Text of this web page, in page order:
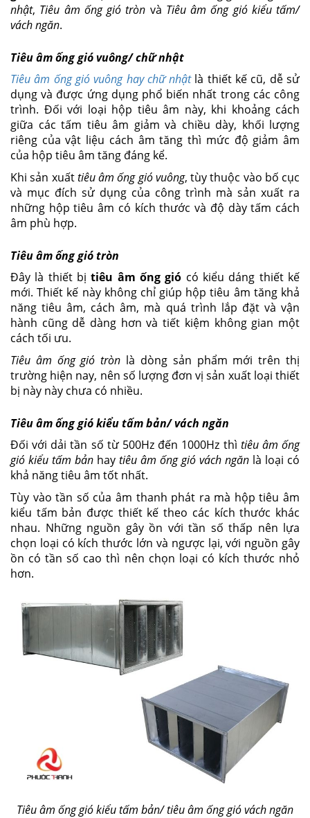
nhật, Tiêu âm ống gió tròn và Tiêu âm ống gió kiểu tấm/
vách ngăn.
Tiêu âm ống gió vuông/ chữ nhật
Tiêu âm ống gió vuông hay chữ nhậtlà thiết kế cũ, dễ sử
dụng và được ứng dụng phổ biến nhất trong các công
trình. Đối với loại hộp tiêu âm này, khi khoảng cách
giữa các tấm tiêu âm giảm và chiều dày, khối lượng
riêng của vật liệu cách âm tăng thì mức độ giảm âm
của hộp tiêu âm tăng đáng kể.
Khi sản xuấttiêu âm ống gió vuông, tùy thuộc vào bố cục
và mục đích sử dụng của công trình mà sản xuất ra
những hộp tiêu âm có kích thước và độ dày tấm cách
âm phù hợp.
Tiêu âm ống gió tròn
Đây là thiết bịtiêu âm ống gió có kiểu dáng thiết kế
mới. Thiết kế này không chỉ giúp hộp tiêu âm tăng khả
năng tiêu âm, cách âm, mà quá trình lắp đặt và vận
hành cũng dễ dàng hơn và tiết kiệm không gian một
cách tối ưu.
Tiêu âm ống gió tròn là dòng sản phẩm mới trên thị
trường hiện nay, nên số lượng đơn vị sản xuất loại thiết
bị này này chưa có nhiều.
Tiêu âm ống gió kiểu tấm bản/ vách ngăn
Đối với dải tần số từ 500Hz đến 1000Hz thì tiêu âm ống
gió kiểu tấm bản hay tiêu âm ống gió vách ngăn là loại có
khả năng tiêu âm tốt nhất.
Tùy vào tần số của âm thanh phát ra mà hộp tiêu âm
kiểu tấm bản được thiết kế theo các kích thước khác
nhau. Những nguồn gây ồn với tần số thấp nên lựa
chọn loại có kích thước lớn và ngược lại, với nguồn gây
ồn có tần số cao thì nên chọn loại có kích thước nhỏ
hơn.
Tiêu âm ống gió kiểu tấm bản/ tiêu âm ống gió vách ngăn